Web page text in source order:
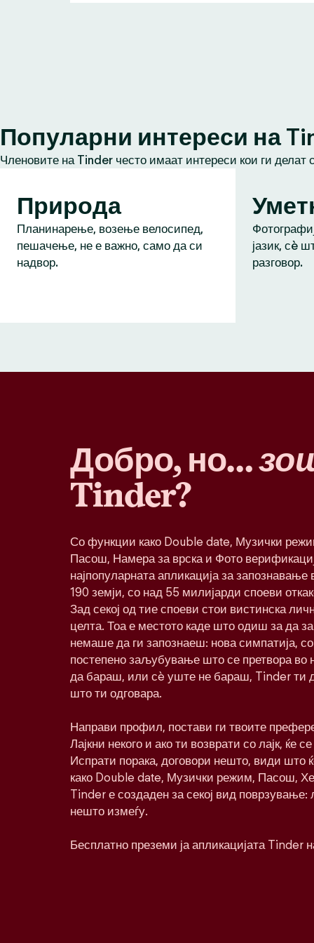
Популарни интереси на
Членовите на Tinder често имаат интереси кои ги делат
Природа
Планинарење, возење велосипед,
пешачење, не е важно, само да си
надвор.
јазик, сè
разговор.
Добро, но…
Tinder?
Со функции како Double date, Музички
Пасош, Намера за врска и Фото
најпопуларната апликација за запознавање
190 земји, со над 55 милијарди споеви
Зад секој од тие споеви стои вистинска
целта. Тоа е местото каде што одиш за да
немаше да ги запознаеш: нова симпатија,
постепено заљубување што се претвора во
да бараш, или сè уште не бараш, Tinder ти
што ти одговара.
Направи профил, постави ги твоите
Лајкни некого и ако ти возврати со лајк, ќе
Испрати порака, договори нешто, види што
како Double date, Музички режим, Пасош,
Tinder е создаден за секој вид
нешто измеѓу.
Бесплатно преземи ја апликацијата Tinder